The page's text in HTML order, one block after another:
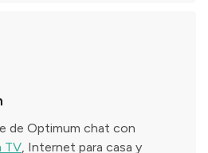
de Optimum chat con
TV, Internet para casa y